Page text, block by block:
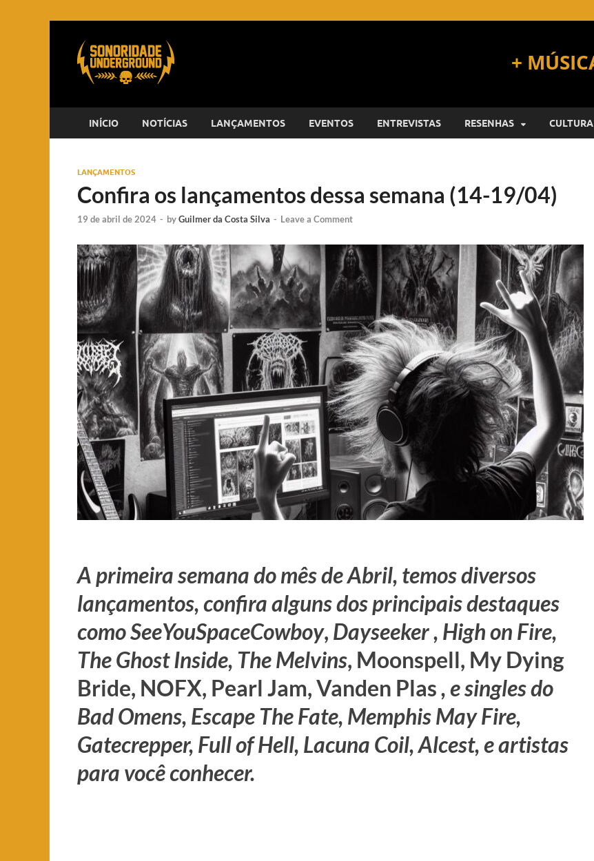
INÍCIO NOTÍCIAS LANÇAMENTOS EVENTOS ENTREVISTAS RESENHAS CULTURA
LANÇAMENTOS
Confira os lançamentos dessa semana (14-19/04)
19 de abril de 2024 - byGuilmer da Costa Silva - Leave a Comment
A primeira semana do mês de Abril, temos diversos
lançamentos, confira alguns dos principais destaques
como SeeYouSpaceCowboy, Dayseeker , High on Fire,
The Ghost Inside, The Melvins, Moonspell, My Dying
Bride, NOFX, Pearl Jam, Vanden Plas, e singles do
Bad Omens, Escape The Fate, Memphis May Fire,
Gatecrepper, Full of Hell, Lacuna Coil, Alcest, e artistas
para você conhecer.